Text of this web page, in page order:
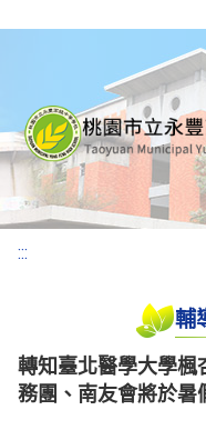
:::
輔
轉知臺北醫學大學楓
務團、南友會將於暑